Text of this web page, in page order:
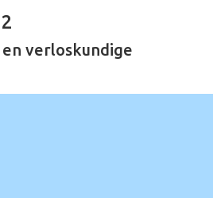
en verloskundige